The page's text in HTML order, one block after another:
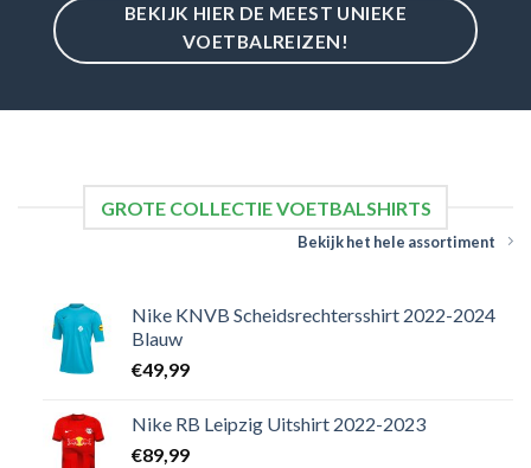
BEKIJK HIER DE MEEST UNIEKE
VOETBALREIZEN!
GROTE COLLECTIE VOETBALSHIRTS
Bekijk het hele assortiment
Nike KNVB Scheidsrechtersshirt 2022-2024
Blauw
€49,99
Nike RB Leipzig Uitshirt 2022-2023
€89,99